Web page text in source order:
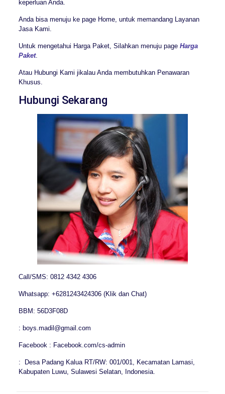
keperluan Anda.
Anda bisa menuju ke page Home, untuk memandang Layanan
Jasa Kami.
Untuk mengetahui Harga Paket, Silahkan menuju page Harga
Paket.
Atau Hubungi Kami jikalau Anda membutuhkan Penawaran
Khusus.
Hubungi Sekarang
Call/SMS: 0812 4342 4306
Whatsapp: +6281243424306 (Klik dan Chat)
BBM: 56D3F08D
: boys.madil@gmail.com
Facebook : Facebook.com/cs-admin
: Desa Padang Kalua RT/RW: 001/001, Kecamatan Lamasi,
Kabupaten Luwu, Sulawesi Selatan, Indonesia.